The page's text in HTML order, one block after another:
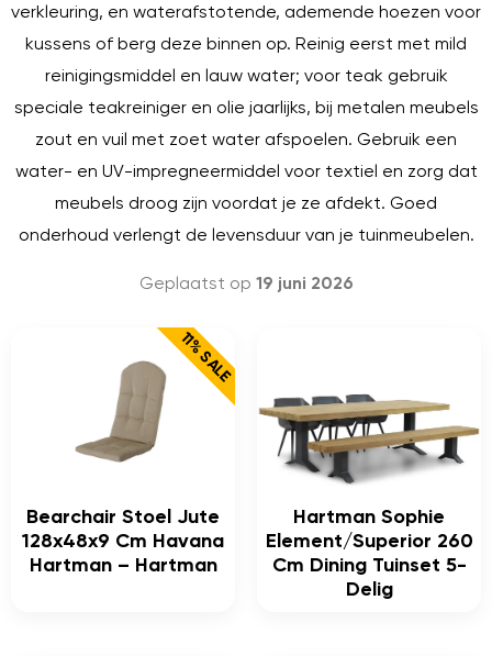
verkleuring, en waterafstotende, ademende hoezen voor
kussens of berg deze binnen op. Reinig eerst met mild
reinigingsmiddel en lauw water; voor teak gebruik
speciale teakreiniger en olie jaarlijks, bij metalen meubels
zout en vuil met zoet water afspoelen. Gebruik een
water- en UV-impregneermiddel voor textiel en zorg dat
meubels droog zijn voordat je ze afdekt. Goed
onderhoud verlengt de levensduur van je tuinmeubelen.
Geplaatst op 19 juni 2026
11% SALE
Bearchair Stoel Jute
128x48x9 Cm Havana
Hartman – Hartman
Hartman Sophie
Element/Superior 260
Cm Dining Tuinset 5-
Delig